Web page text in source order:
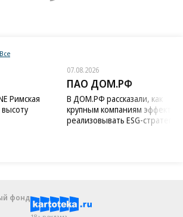
Все
Римская
07.08.2026
ПАО ДОМ.РФ
В ДОМ.РФ рассказали, как
крупным компаниям
реализовывать ESG-стратегию
фонд